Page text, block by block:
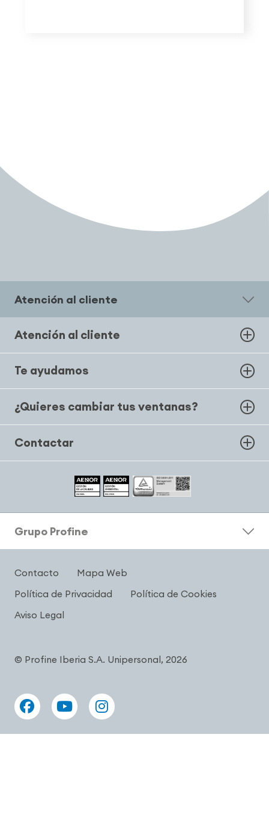
Atención al cliente
Atención al cliente
Te ayudamos
¿Quieres cambiar tus ventanas?
Contactar
Grupo Profine
Contacto
Mapa Web
Política de Privacidad
Política de Cookies
Aviso Legal
© Profine Iberia S.A. Unipersonal, 2026